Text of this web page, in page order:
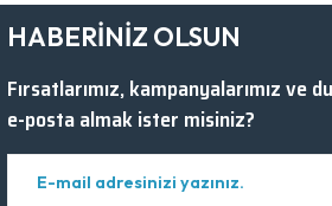
HABERİNİZ OLSUN
Fırsatlarımız, kampanyalarımız ve
e-posta almak ister misiniz?